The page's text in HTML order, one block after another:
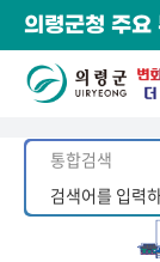
의령군청 주요